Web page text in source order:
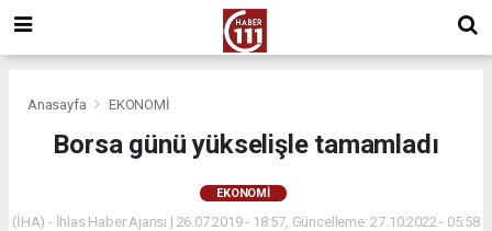
Anasayfa EKONOMİ
Borsa günü yükselişle tamamladı
EKONOMİ
(İHA) - İhlas Haber Ajansı | 26.07.2019 - 18:57, Güncelleme: 27.10.2022 - 05:58